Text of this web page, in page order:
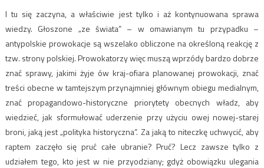
I tu się zaczyna, a właściwie jest tylko i aż kontynuowana sprawa
wiedzy. Głoszone „ze świata” – w omawianym tu przypadku –
antypolskie prowokacje są wszelako obliczone na określoną reakcję z
tzw. strony polskiej. Prowokatorzy więc muszą wprzódy bardzo dobrze
znać sprawy, jakimi żyje ów kraj-ofiara planowanej prowokacji, znać
treści obecne w tamtejszym przynajmniej głównym obiegu medialnym,
znać propagandowo-historyczne priorytety obecnych władz, aby
wiedzieć, jak sformułować uderzenie przy użyciu owej nowej-starej
broni, jaką jest „polityka historyczna”. Za jaką to niteczkę uchwycić, aby
raptem zaczęło się pruć całe ubranie? Pruć? Lecz zawsze tylko z
udziałem tego, kto jest w nie przyodziany; gdyż obowiązku ulegania